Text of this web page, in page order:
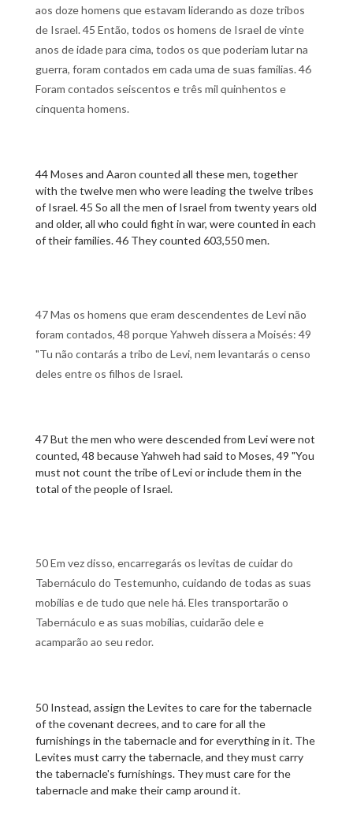
aos doze homens que estavam liderando as doze tribos
de Israel. 45 Então, todos os homens de Israel de vinte
anos de idade para cima, todos os que poderiam lutar na
guerra, foram contados em cada uma de suas famílias. 46
Foram contados seiscentos e três mil quinhentos e
cinquenta homens.
44 Moses and Aaron counted all these men, together
with the twelve men who were leading the twelve tribes
of Israel. 45 So all the men of Israel from twenty years old
and older, all who could fight in war, were counted in each
of their families. 46 They counted 603,550 men.
47 Mas os homens que eram descendentes de Levi não
foram contados, 48 porque Yahweh dissera a Moisés: 49
"Tu não contarás a tribo de Levi, nem levantarás o censo
deles entre os filhos de Israel.
47 But the men who were descended from Levi were not
counted, 48 because Yahweh had said to Moses, 49 "You
must not count the tribe of Levi or include them in the
total of the people of Israel.
50 Em vez disso, encarregarás os levitas de cuidar do
Tabernáculo do Testemunho, cuidando de todas as suas
mobílias e de tudo que nele há. Eles transportarão o
Tabernáculo e as suas mobílias, cuidarão dele e
acamparão ao seu redor.
50 Instead, assign the Levites to care for the tabernacle
of the covenant decrees, and to care for all the
furnishings in the tabernacle and for everything in it. The
Levites must carry the tabernacle, and they must carry
the tabernacle's furnishings. They must care for the
tabernacle and make their camp around it.